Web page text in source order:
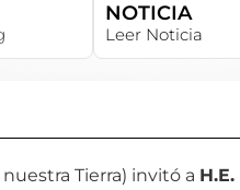
NOTICIA
Leer Noticia
nuestra Tierra) invitó a